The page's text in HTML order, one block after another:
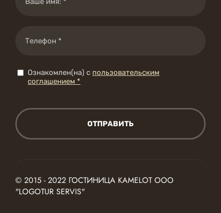
Ознакомлен(на) с пользовательским
соглашением *
ОТПРАВИТЬ
© 2015 - 2022 ГОСТИНИЦА KAMELOT ООО
"LOGOTUR SERVIS"